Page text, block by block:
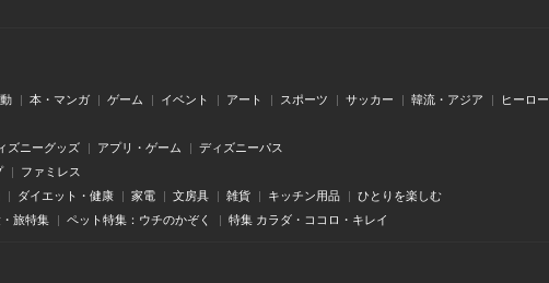
本・マンガ ゲーム イベント アート スポーツ サッカー 韓流・アジア ヒーロー
ズニーグッズ アプリ・ゲーム ディズニーパス
ファミレス
ダイエット・健康 家電 文房具 雑貨 キッチン用品 ひとりを楽しむ
旅特集 ペット特集：ウチのかぞく 特集 カラダ・ココロ・キレイ